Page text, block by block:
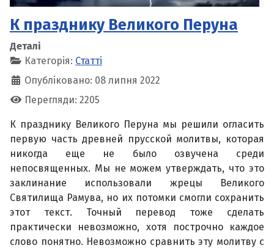
К празднику Великого Перуна
Деталі
Категорія: Статті
Опубліковано: 08 липня 2022
Перегляди: 2205
К празднику Великого Перуна мы решили огласить
первую часть древней прусской молитвы, которая
никогда еще не было озвучена среди
непосвященных. Мы не можем утверждать, что это
заклинание использовали жрецы Великого
Святилища Рамува, но их потомки смогли сохранить
этот текст. Точный перевод тоже сделать
практически невозможно, хотя построчно каждое
слово понятно. Невозможно сравнить эту молитву с